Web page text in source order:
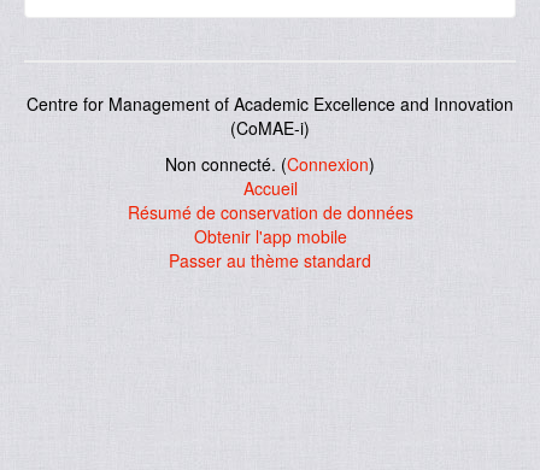
Centre for Management of Academic Excellence and Innovation
(CoMAE-i)
Non connecté. (Connexion)
Accueil
Résumé de conservation de données
Obtenir l'app mobile
Passer au thème standard